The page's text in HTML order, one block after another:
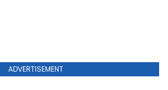
ADVERTISEMENT